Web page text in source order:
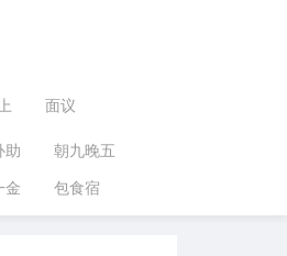
面议
助
朝九晚五
金 包食宿